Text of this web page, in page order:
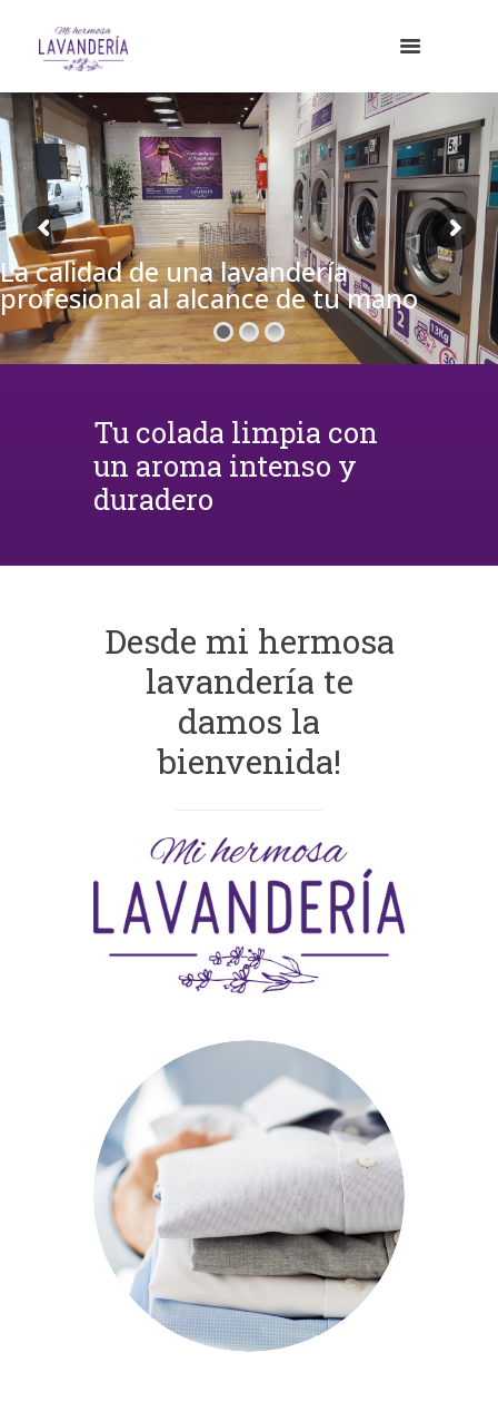
La calidad de una lavandería
profesional al alcance de tu mano
Tu colada limpia con
un aroma intenso y
duradero
Desde mi hermosa
lavandería te
damos la
bienvenida!